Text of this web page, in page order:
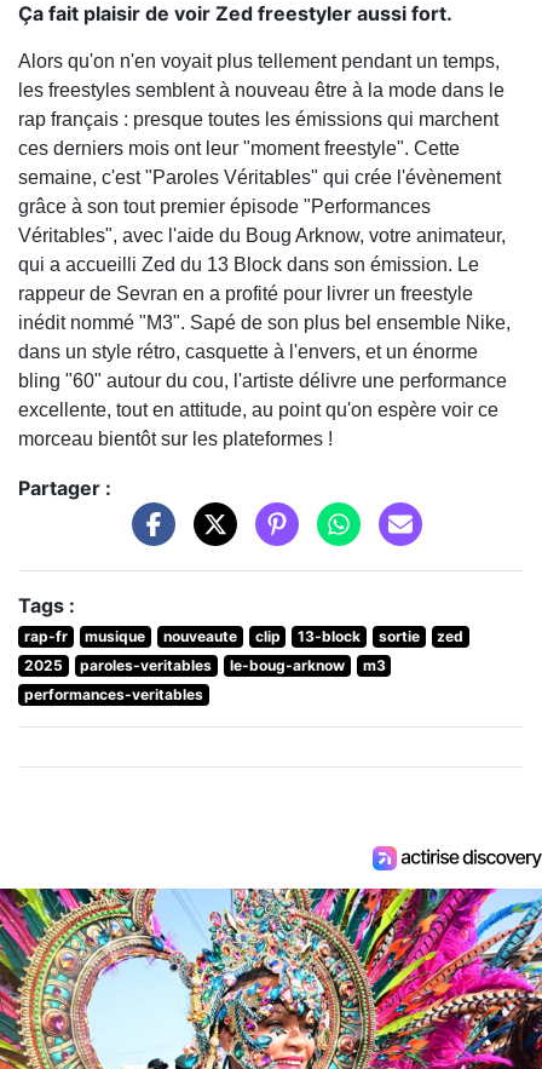
Ça fait plaisir de voir Zed freestyler aussi fort.
Alors qu'on n'en voyait plus tellement pendant un temps,
les freestyles semblent à nouveau être à la mode dans le
rap français : presque toutes les émissions qui marchent
ces derniers mois ont leur "moment freestyle". Cette
semaine, c'est "Paroles Véritables" qui crée l'évènement
grâce à son tout premier épisode "Performances
Véritables", avec l'aide du Boug Arknow, votre animateur,
qui a accueilli Zed du 13 Block dans son émission. Le
rappeur de Sevran en a profité pour livrer un freestyle
inédit nommé "M3". Sapé de son plus bel ensemble Nike,
dans un style rétro, casquette à l'envers, et un énorme
bling "60" autour du cou, l'artiste délivre une performance
excellente, tout en attitude, au point qu'on espère voir ce
morceau bientôt sur les plateformes !
Partager :
Tags :
rap-fr musique nouveaute clip 13-block sortie
zed
2025
paroles-veritables le-boug-arknow
m3
performances-veritables